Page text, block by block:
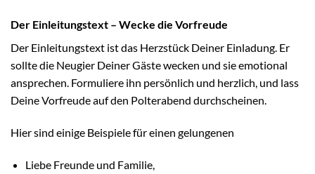
Der Einleitungstext – Wecke die Vorfreude
Der Einleitungstext ist das Herzstück Deiner Einladung. Er
sollte die Neugier Deiner Gäste wecken und sie emotional
ansprechen. Formuliere ihn persönlich und herzlich, und lass
Deine Vorfreude auf den Polterabend durchscheinen.
Hier sind einige Beispiele für einen gelungenen
Liebe Freunde und Familie,